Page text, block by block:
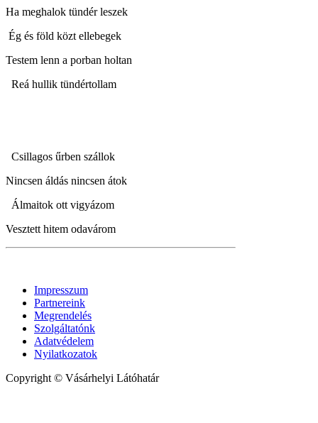
Ha meghalok tündér leszek
Ég és föld közt ellebegek
Testem lenn a porban holtan
Reá hullik tündértollam
Csillagos űrben szállok
Nincsen áldás nincsen átok
Álmaitok ott vigyázom
Vesztett hitem odavárom
Impresszum
Partnereink
Megrendelés
Szolgáltatónk
Adatvédelem
Nyilatkozatok
Copyright © Vásárhelyi Látóhatár